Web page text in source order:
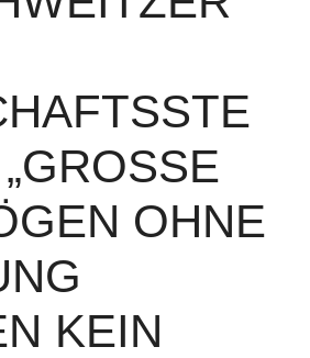
V
OHNE L
D
KEIN S